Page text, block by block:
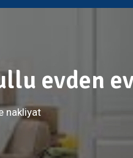
evden
nakliyat